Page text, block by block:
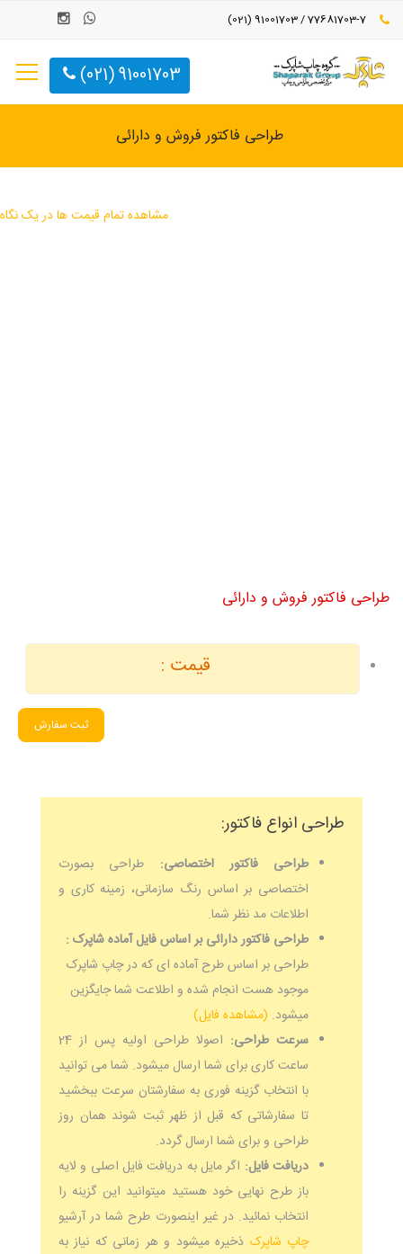
91001703 (021)
طراحی فاکتور فروش و دارائی
طراحی فاکتور فروش و دارائی
قیمت :
ثبت سفارش
مشاهده تمام قیمت ها در یک نگاه
طراحی انواع فاکتور:
طراحی فاکتور اختصاصی: طراحی بصورت
اختصاصی بر اساس رنگ سازمانی، زمینه کاری و
اطلاعات مد نظر شما.
طراحی فاکتور دارائی بر اساس فایل آماده شاپرک :
طراحی بر اساس طرح آماده ای که در چاپ شاپرک
موجود هست انجام شده و اطلاعت شما جایگزین
میشود. (مشاهده فایل)
سرعت طراحی:
اصولا طراحی اولیه پس از 24
ساعت کاری برای شما ارسال میشود. شما می توانید
با انتخاب گزینه فوری به سفارشتان سرعت ببخشید
تا سفارشاتی که قبل از ظهر ثبت شوند همان روز
طراحی و برای شما ارسال گردد.
دریافت فایل: اگر مایل به دریافت فایل اصلی و لایه
باز طرح نهایی خود هستید میتوانید این گزینه را
انتخاب نمائید. در غیر اینصورت طرح شما در آرشیو
چاپ شاپرک ذخیره میشود و هر زمانی که نیاز به